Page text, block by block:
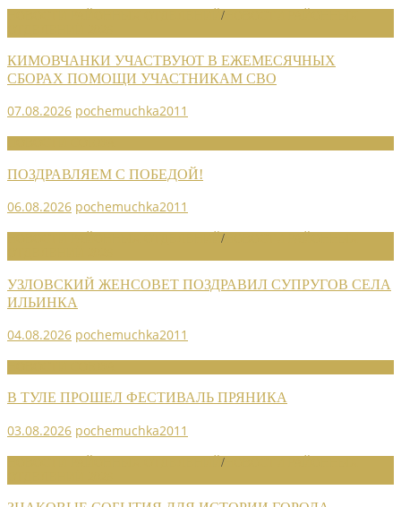
/
КИМОВЧАНКИ УЧАСТВУЮТ В ЕЖЕМЕСЯЧНЫХ
СБОРАХ ПОМОЩИ УЧАСТНИКАМ СВО
07.08.2026 pochemuchka2011
ПОЗДРАВЛЯЕМ С ПОБЕДОЙ!
06.08.2026 pochemuchka2011
/
УЗЛОВСКИЙ ЖЕНСОВЕТ ПОЗДРАВИЛ СУПРУГОВ СЕЛА
ИЛЬИНКА
04.08.2026 pochemuchka2011
В ТУЛЕ ПРОШЕЛ ФЕСТИВАЛЬ ПРЯНИКА
03.08.2026 pochemuchka2011
/